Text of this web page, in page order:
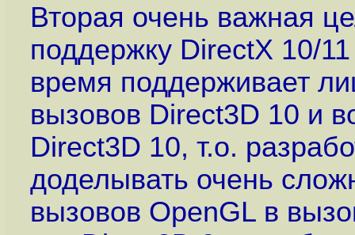
Вторая очень важная
поддержку DirectX 10/
время поддерживает
вызовов Direct3D 10 и
Direct3D 10, т.о.
доделывать очень
вызовов OpenGL в